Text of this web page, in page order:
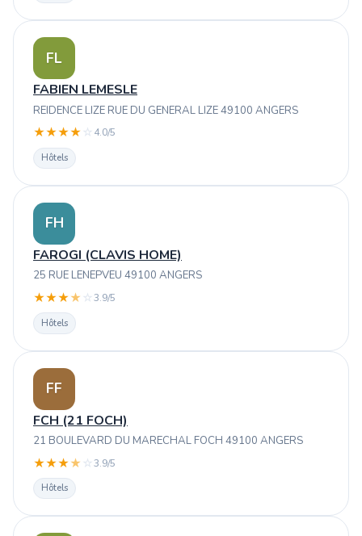
FL
FABIEN LEMESLE
REIDENCE LIZE RUE DU GENERAL LIZE 49100 ANGERS
★★★★ ☆ 4.0/5
Hôtels
FH
FAROGI (CLAVIS HOME)
25 RUE LENEPVEU 49100 ANGERS
★★★★ ☆3.9/5
Hôtels
FF
FCH (21 FOCH)
21 BOULEVARD DU MARECHAL FOCH 49100 ANGERS
★★★★ ☆3.9/5
Hôtels